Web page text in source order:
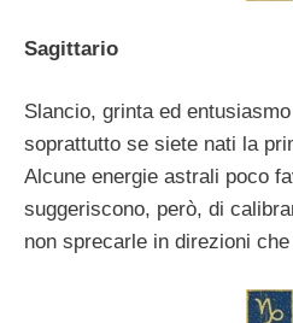
Sagittario
Slancio, grinta ed
soprattutto se siete nati la
Alcune energie astrali poco
suggeriscono, però, di
non sprecarle in direzioni